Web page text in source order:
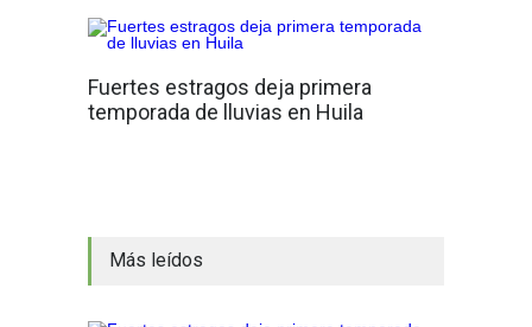
Fuertes estragos deja primera
temporada de lluvias en Huila
Más leídos